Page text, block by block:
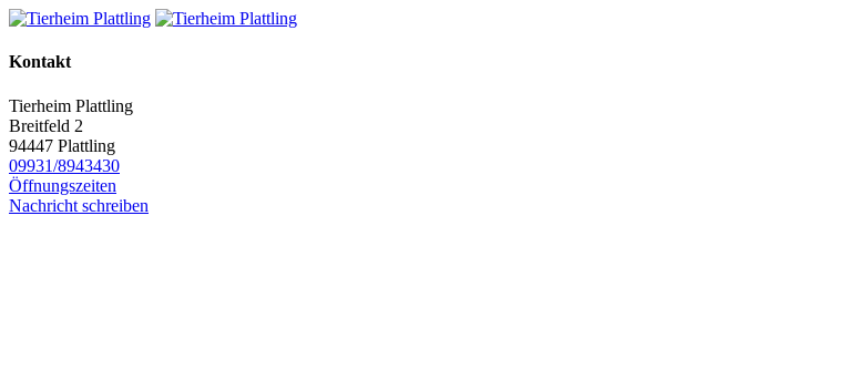
Kontakt
Tierheim Plattling
Breitfeld 2
94447 Plattling
09931/8943430
Öffnungszeiten
Nachricht schreiben